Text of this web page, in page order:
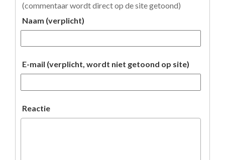
(commentaar wordt direct op de site getoond)
Naam (verplicht)
E-mail (verplicht, wordt niet getoond op site)
Reactie